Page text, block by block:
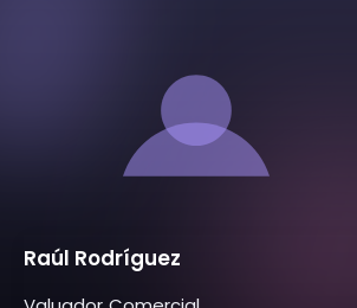
Raúl Rodríguez